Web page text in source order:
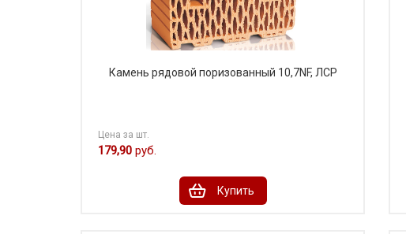
Камень рядовой поризованный 10,7NF, ЛСР
Цена за шт.
179,90 руб.
Купить